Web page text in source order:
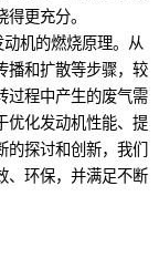
更充分。
机的燃烧原理。从
播和扩散等步骤，较
过程中产生的废气需
优化发动机性能、提
探讨和创新，我们
、环保，并满足不断